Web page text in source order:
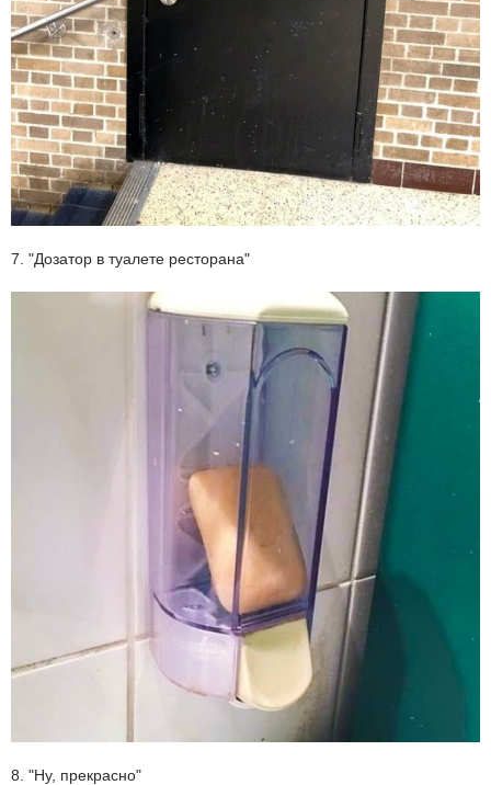
7. "Дозатор в туалете ресторана"
8. "Ну, прекрасно"